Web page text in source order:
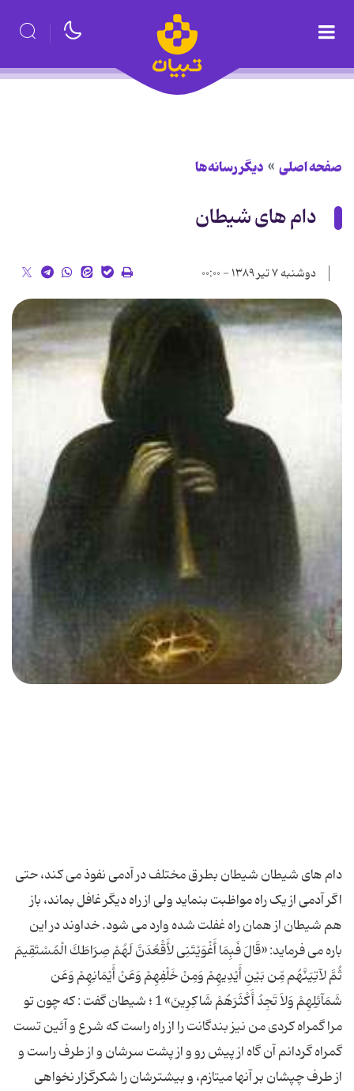
صفحه اصلی دیگر رسانه‌ها
دام های شیطان
دوشنبه ۷ تیر ۱۳۸۹ - ۰۰:۰۰
دام های شیطان شیطان بطرق مختلف در آدمى نفوذ مى کند، حتى
اگر آدمى از یک راه مواظبت بنماید ولى از راه دیگر غافل بماند، باز
هم شیطان از همان راه غفلت شده وارد مى شود. خداوند در این
باره مى فرماید: «قَالَ فَبِمَا أَغْوَیْتَنِی لأَقْعُدَنَّ لَهُمْ صِرَاطَكَ الْمُسْتَقِیمَ
ثُمَّ لآتِیَنَّهُم مِّن بَیْنِ أَیْدِیهِمْ وَمِنْ خَلْفِهِمْ وَعَنْ أَیْمَانِهِمْ وَعَن
شَمَآئِلِهِمْ وَلاَ تَجِدُ أَكْثَرَهُمْ شَاكِرِینَ» 1 ؛ شیطان گفت : که چون تو
مرا گمراه کردى من نیز بندگانت را از راه راست که شرع و آئین تست
گمراه گردانم آن گاه از پیش رو و از پشت سرشان و از طرف راست و
از طرف چپشان بر آنها مى‏تازم، و بیشترشان را شكرگزار نخواهى